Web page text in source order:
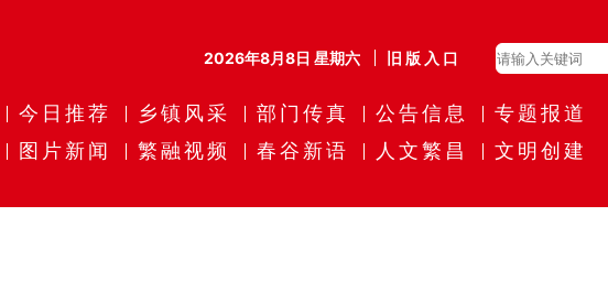
2026年8月8日 星期六 旧版入口
今日推荐 乡镇风采 部门传真 公告信息
专题报道
图片新闻 繁融视频 春谷新语 人文繁昌 文明创建